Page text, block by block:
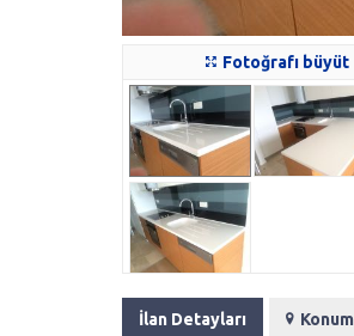
Fotoğrafı büyüt
İlan Detayları Konum